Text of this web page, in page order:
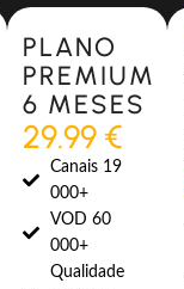
Most Popular
PLANO
PREMIUM
6 MESES
29.99 €
Canais 19
000+
VOD 60
000+
Qualidade